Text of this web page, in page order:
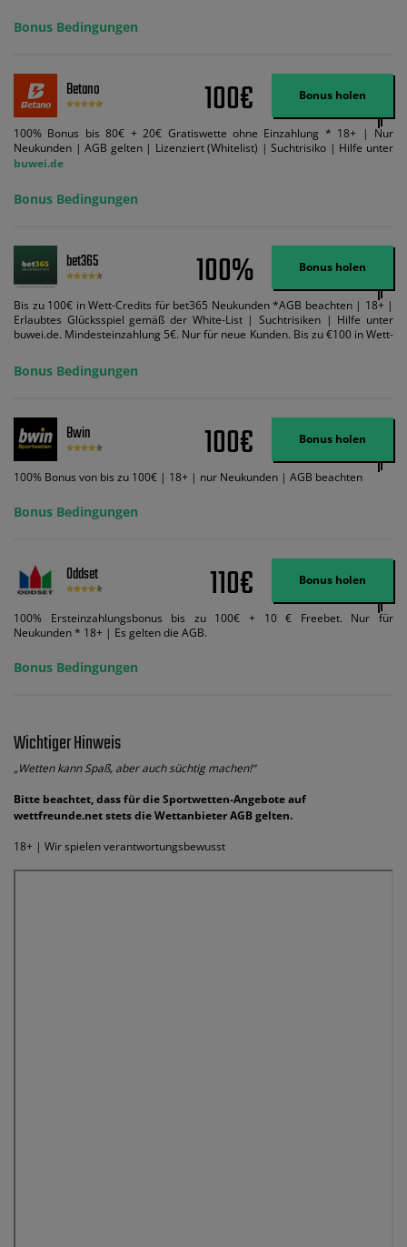
Bedingungen können geändert werden. AGB gelten. Lizenziert; Hilfe bei
Suchtrisiken: buwei.de.
Bonus Bedingungen
Betano 100€ Bonus holen
100% Bonus bis 80€ + 20€ Gratiswette ohne Einzahlung * 18+ | Nur
Neukunden | AGB gelten | Lizenziert (Whitelist) | Suchtrisiko | Hilfe unter
buwei.de
Bonus Bedingungen
bet365 100% Bonus holen
Bis zu 100€ in Wett-Credits für bet365 Neukunden *AGB beachten | 18+ |
Erlaubtes Glücksspiel gemäß der White-List | Suchtrisiken | Hilfe unter
buwei.de. Mindesteinzahlung 5€. Nur für neue Kunden. Bis zu €100 in Wett-
ein und wir geben Ihnen die entsprechende qualifizierende Einzahlung in
Wett-Credits, wenn Sie qualifizierende Wetten im gleichen Wert platzieren
Wett-Credits aus. Es gelten die AGB, Zeitlimits und Ausnahmen. Der Bonus-
Code VIPANGEBOT kann während der Anmeldung benutzt werden, jedoch
ändert dies den Angebotsbetrag in keinster Weise.
Bonus Bedingungen
Bwin 100€ Bonus holen
100% Bonus von bis zu 100€ | 18+ | nur Neukunden | AGB beachten
Bonus Bedingungen
Oddset 110€ Bonus holen
100% Ersteinzahlungsbonus bis zu 100€ + 10 € Freebet. Nur für
Neukunden * 18+ | Es gelten die AGB.
Bonus Bedingungen
Wichtiger Hinweis
„Wetten kann Spaß, aber auch süchtig machen!“
Bitte beachtet, dass für die Sportwetten-Angebote auf
wettfreunde.net stets die Wettanbieter AGB gelten.
18+ | Wir spielen verantwortungsbewusst